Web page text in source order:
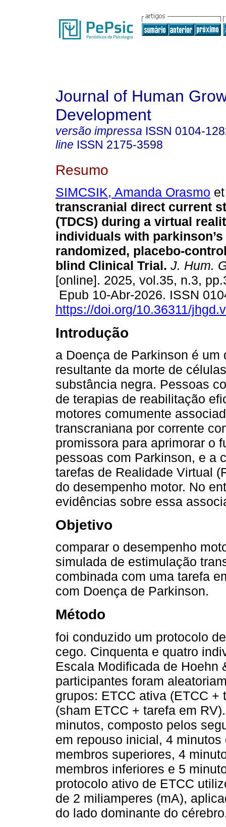
Journal of Human
Development
versão impressa ISSN 0104-
line ISSN 2175-3598
Resumo
SIMCSIK, Amanda Orasmo
transcranial direct current
(TDCS) during a virtual
individuals with
randomized, placebo-
blind Clinical Trial. J. Hum.
[online]. 2025, vol.35, n.3,
Epub 10-Abr-2026. ISSN
https://doi.org/10.36311/
Introdução
a Doença de Parkinson é
resultante da morte de
substância negra. Pessoas
de terapias de reabilitação
motores comumente
transcraniana por corrente
promissora para aprimorar o
pessoas com Parkinson, e a
tarefas de Realidade Virtual
do desempenho motor. No
evidências sobre essa
Objetivo
comparar o desempenho
simulada de estimulação
combinada com uma tarefa
com Doença de Parkinson.
Método
foi conduzido um protocolo
cego. Cinquenta e quatro
Escala Modificada de Hoehn
participantes foram
grupos: ETCC ativa (ETCC
(sham ETCC + tarefa em
minutos, composto pelos
em repouso inicial, 4
membros superiores, 4
membros inferiores e 5
protocolo ativo de ETCC
de 2 miliamperes (mA),
do lado dominante do